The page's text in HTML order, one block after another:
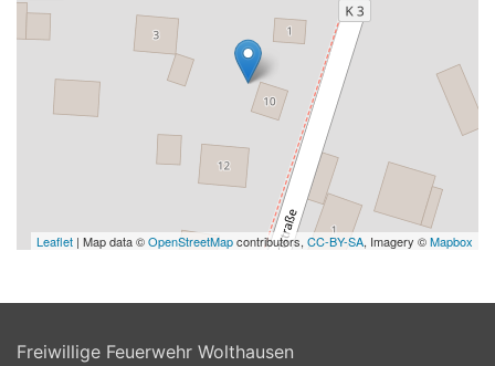
Leaflet | Map data ©OpenStreetMapcontributors, CC-BY-SA, Imagery ©Mapbox
Freiwillige Feuerwehr Wolthausen